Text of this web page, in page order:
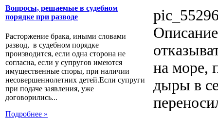
Вопросы, решаемые в судебном
порядке при разводе
Расторжение брака, иными словами
развод, в судебном порядке
производится, если одна сторона не
согласна, если у супругов имеются
имущественные споры, при наличии
несовершеннолетних детей.Если супруги
при подаче заявления, уже
договорились...
Подробнее »
Описание
на море,
дыры в